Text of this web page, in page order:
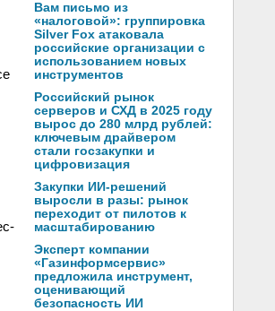
Вам письмо из
«налоговой»: группировка
Silver Fox атаковала
российские организации с
использованием новых
инструментов
Российский рынок
серверов и СХД в 2025 году
вырос до 280 млрд рублей:
ключевым драйвером
стали госзакупки и
цифровизация
Закупки ИИ-решений
выросли в разы: рынок
переходит от пилотов к
масштабированию
Эксперт компании
«Газинформсервис»
предложила инструмент,
оценивающий
безопасность ИИ